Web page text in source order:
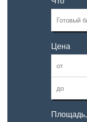
Цена